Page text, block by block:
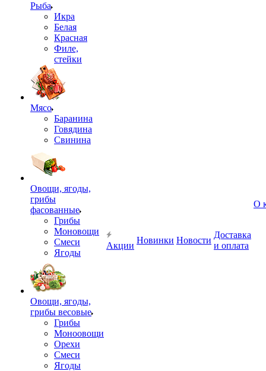
Рыба
Икра
Белая
Красная
Филе,
стейки
Мясо
Баранина
Говядина
Свинина
Овощи, ягоды,
грибы
фасованные
Грибы
Моновощи
Смеси
Ягоды
Овощи, ягоды,
грибы весовые
Грибы
Моноовощи
Орехи
Смеси
Ягоды
Акции
Новинки Новости
Доставка
и оплата
О